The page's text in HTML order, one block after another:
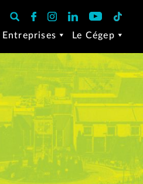
Entreprises Le Cégep